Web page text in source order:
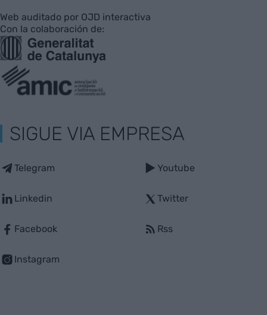
Web auditado por OJD interactiva
Con la colaboración de:
SIGUE VIA EMPRESA
Telegram
Linkedin
Facebook
Instagram
Youtube
Twitter
Rss